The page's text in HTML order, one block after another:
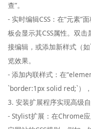
查”。
- 实时编辑CSS：在“元素”
板会显示其CSS属性。双
接编辑，或添加新样式（
览效果。
- 添加内联样式：在
`border:1px solid red;`）
3. 安装扩展程序实现高级
- Stylist扩展：在Chrome